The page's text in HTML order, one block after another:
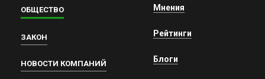
ОБЩЕСТВО
ЗАКОН
НОВОСТИ КОМПАНИЙ
Мнения
Рейтинги
Блоги